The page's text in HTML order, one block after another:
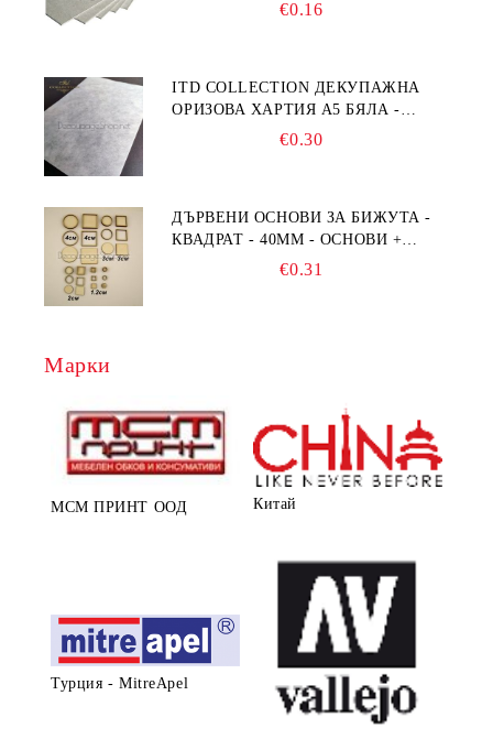
€0.16
ITD COLLECTION ДЕКУПАЖНА
ОРИЗОВА ХАРТИЯ А5 БЯЛА -
€0.30
ДЪРВЕНИ ОСНОВИ ЗА БИЖУТА -
КВАДРАТ - 40ММ - ОСНОВИ +
€0.31
Марки
МСМ ПРИНТ ООД Китай
Турция - MitreApel